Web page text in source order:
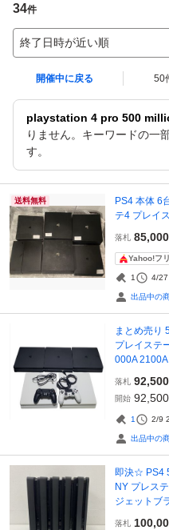
34件
終了日時が近い順
開催中に戻る 50
playstation 4 pro 500
りません。キーワードの一
す。
送料無料
PS4 本体 6
テ4 プレイ
落札 85,000
Yahoo!フ
1 4/
出品中の
まとめ売り
プレイステ
000A
落札 92,500
開始 92,500
1 2/9
出品中の
即決☆ PS4
NY プレス
ジェットブ
落札